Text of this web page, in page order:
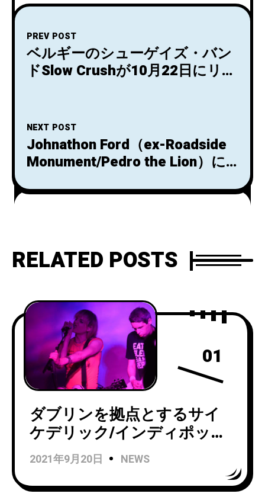
PREV POST
ベルギーのシューゲイズ・バン
ドSlow Crushが10月22日にリリ
「Swoon」をリリースし、ＭＶ
を公開！
NEXT POST
Johnathon Ford（ex-Roadside
Monument/Pedro the Lion）に
ルメンタルバンドUnwed Sailor
ース！
RELATED POSTS
01
ダブリンを拠点とするサイ
ケデリック/インディポッ
プ・バンドKeeleyが「Never
Here Always There」のライ
ブパフォーマンスを公開！
2021年9月20日 NEWS